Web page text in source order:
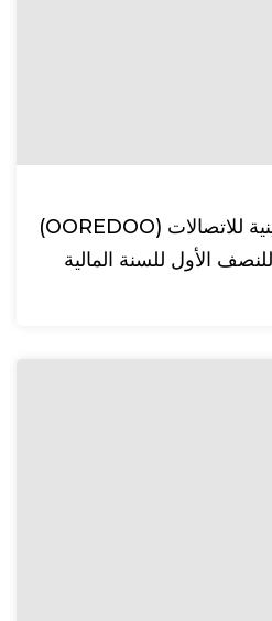
موبايل الوطنية الفلسطينية للاتصالات (OOREDOO)
الأول للسنة المالية